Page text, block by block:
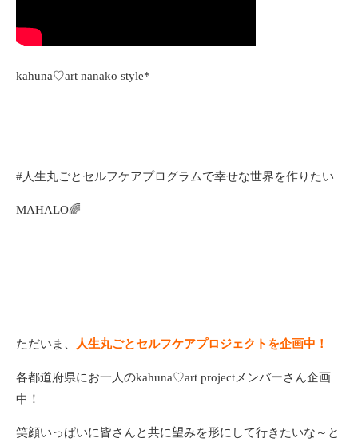
kahuna♡art nanako style*
#人生丸ごとセルフケアプログラムで幸せな世界を作りたい
MAHALO🌈
ただいま、 人生丸ごとセルフケアプロジェクトを企画中！
各都道府県にお一人のkahuna♡art projectメンバーさん企画
中！
笑顔いっぱいに皆さんと共に望みを形にして行きたいな～と